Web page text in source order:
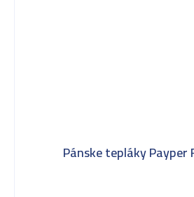
Pánske tepláky Payper